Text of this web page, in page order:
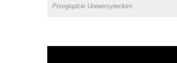
Przeglądzie Uniwersyteckim.